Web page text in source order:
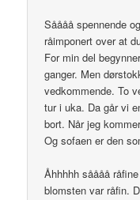
Såååå spennende
råimponert over at
For min del
ganger. Men
vedkommende. To
tur i uka. Da går vi
bort. Når jeg
Og sofaen er den
Åhhhhh såååå
blomsten var råfin.